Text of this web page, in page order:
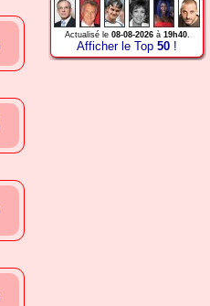
Actualisé le 08-08-2026à 19h40.
Afficher le Top 50 !